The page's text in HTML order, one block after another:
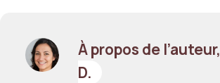
À propos de l’auteur,
D.